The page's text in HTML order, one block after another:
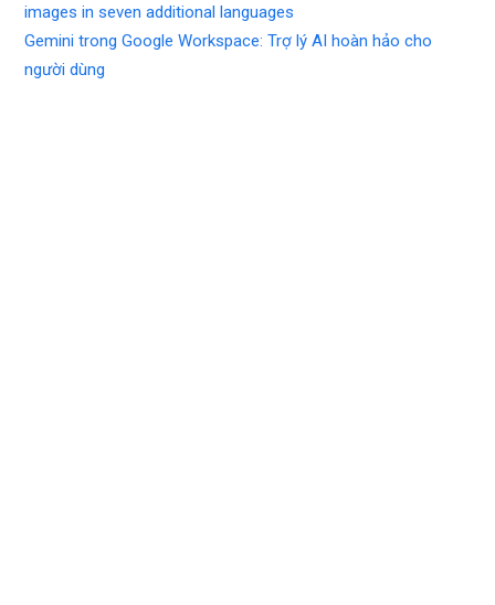
images in seven additional languages
Gemini trong Google Workspace: Trợ lý AI hoàn hảo cho
người dùng